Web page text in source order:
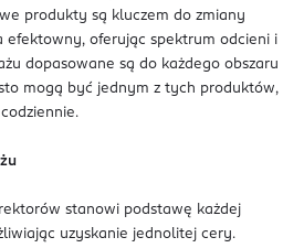
produkty są kluczem do zmiany
efektowny, oferując spektrum odcieni i
dopasowane są do każdego obszaru
mogą być jednym z tych produktów,
stanowi podstawę każdej
uzyskanie jednolitej cery.